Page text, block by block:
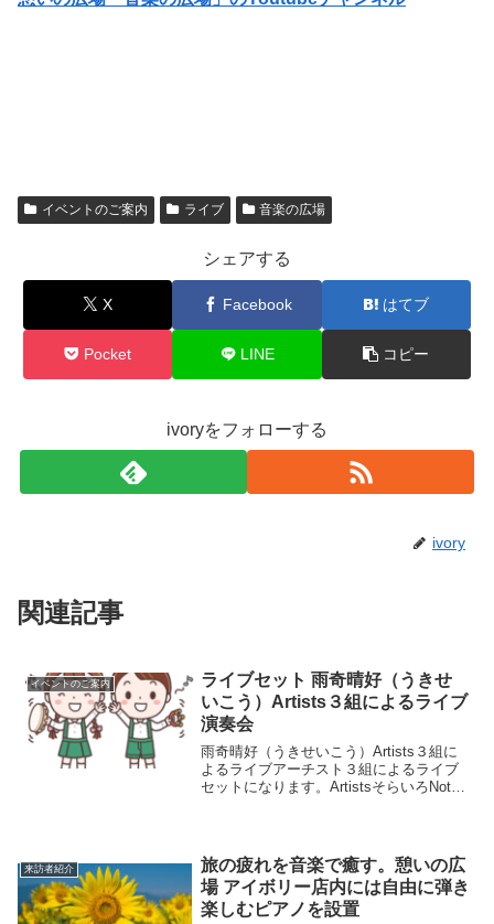
イベントのご案内 ライブ 音楽の広場
シェアする
X Facebook はてブ
Pocket LINE コピー
ivoryをフォローする
ivory
関連記事
イベントのご案内
ライブセット 雨奇晴好（うきせ
いこう）Artists３組によるライブ
演奏会
雨奇晴好（うきせいこう）Artists３組に
よるライブアーチスト３組によるライブ
セットになります。ArtistsそらいろNote
来訪者紹介
旅の疲れを音楽で癒す。憩いの広
場 アイボリー店内には自由に弾き
楽しむピアノを設置